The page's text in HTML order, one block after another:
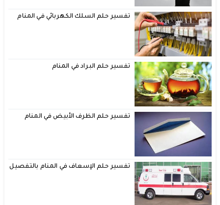
تفسير حلم السلك الكهربائي في المنام
تفسير حلم البراد في المنام
تفسير حلم الظرف الأبيض في المنام
تفسير حلم الإسعاف في المنام بالتفصيل